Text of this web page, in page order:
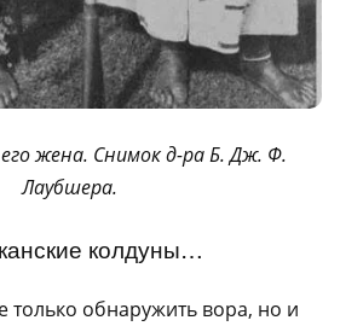
жена. Снимок д-ра Б. Дж. Ф.
Лаубшера.
колдуны…
обнаружить вора, но и